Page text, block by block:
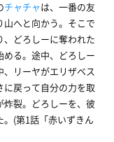
チャチャは、一番の友
山へと向かう。そこで
どろしーに奪われた
める。途中、どろしー
リーヤがエリザベス
戻って自分の力を取
裂。どろしーを、彼
(第1話「赤いずきん